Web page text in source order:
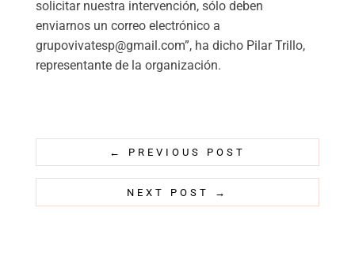
solicitar nuestra intervención, sólo deben
enviarnos un correo electrónico a
grupovivatesp@gmail.com”, ha dicho Pilar Trillo,
representante de la organización.
← PREVIOUS POST
NEXT POST →